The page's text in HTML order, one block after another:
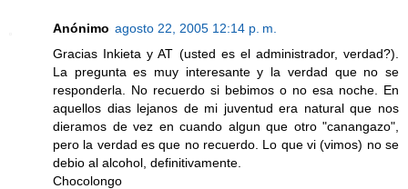
Anónimo agosto 22, 2005 12:14 p. m.
Gracias Inkieta y AT (usted es el administrador, verdad?).
La pregunta es muy interesante y la verdad que no se
responderla. No recuerdo si bebimos o no esa noche. En
aquellos dias lejanos de mi juventud era natural que nos
dieramos de vez en cuando algun que otro "canangazo",
pero la verdad es que no recuerdo. Lo que vi (vimos) no se
debio al alcohol, definitivamente.
Chocolongo